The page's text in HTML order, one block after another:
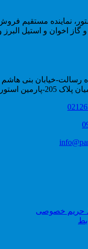
نماینده مستقیم
اخوان و استیل البرز
رسالت-خیابان بنی
استور
حریم خصوصی